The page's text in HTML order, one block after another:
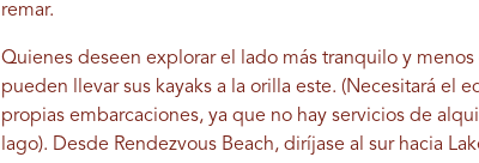
remar.
Quienes deseen explorar el lado más tranquilo y menos
pueden llevar sus kayaks a la orilla este. (Necesitará el
propias embarcaciones, ya que no hay servicios de
lago). Desde Rendezvous Beach, diríjase al sur hacia